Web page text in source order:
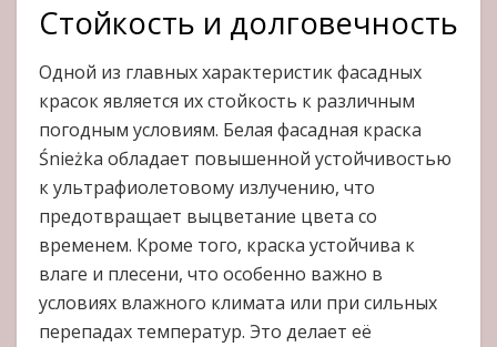
Стойкость и долговечность
Одной из главных характеристик фасадных
красок является их стойкость к различным
погодным условиям. Белая фасадная краска
Śnieżka обладает повышенной устойчивостью
к ультрафиолетовому излучению, что
предотвращает выцветание цвета со
временем. Кроме того, краска устойчива к
влаге и плесени, что особенно важно в
условиях влажного климата или при сильных
перепадах температур. Это делает её